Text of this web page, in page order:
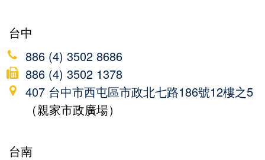
台中
886 (4) 3502 8686
886 (4) 3502 1378
407 台中市西屯區市政北七路186號12樓之5
（親家市政廣場）
台南